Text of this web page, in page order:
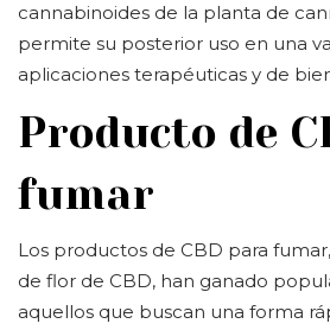
cannabinoides de la planta de
permite su posterior uso en una
aplicaciones terapéuticas y de
Producto de
fumar
Los productos de CBD para
de flor de CBD, han ganado
aquellos que buscan una forma